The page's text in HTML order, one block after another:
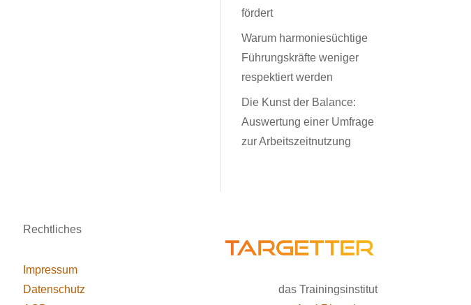
fördert
Warum harmoniesüchtige
Führungskräfte weniger
respektiert werden
Die Kunst der Balance:
Auswertung einer Umfrage
zur Arbeitszeitnutzung
Rechtliches
Impressum
Datenschutz
das Trainingsinstitut